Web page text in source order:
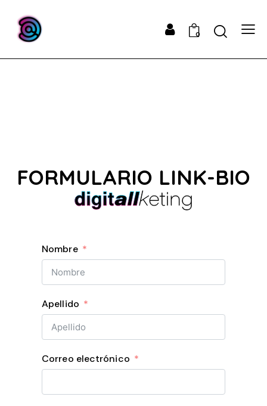
0
FORMULARIO LINK-BIO
Nombre
Apellido
Correo electrónico